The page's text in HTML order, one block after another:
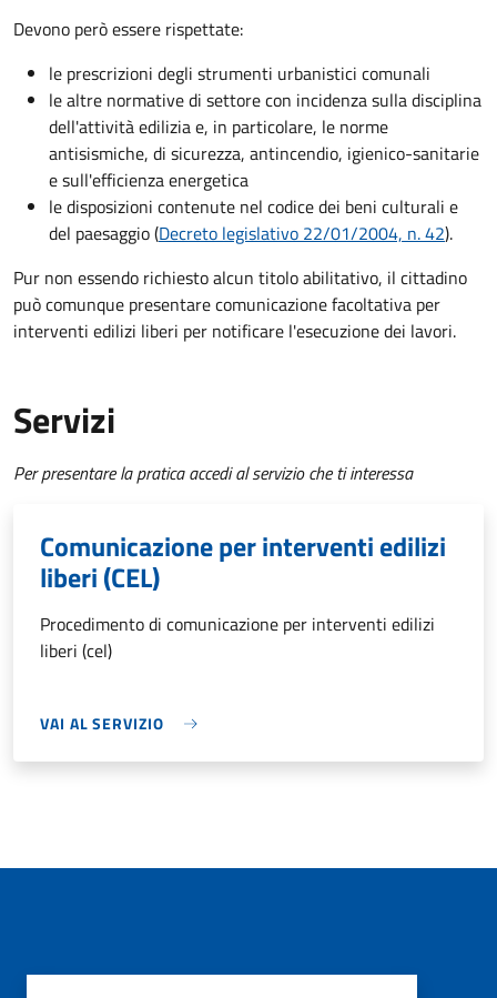
Devono però essere rispettate:
le prescrizioni degli strumenti urbanistici comunali
le altre normative di settore con incidenza sulla disciplina
dell'attività edilizia e, in particolare, le norme
antisismiche, di sicurezza, antincendio, igienico-sanitarie
e sull'efficienza energetica
le disposizioni contenute nel codice dei beni culturali e
del paesaggio (Decreto legislativo 22/01/2004, n. 42).
Pur non essendo richiesto alcun titolo abilitativo, il cittadino
può comunque presentare comunicazione facoltativa per
interventi edilizi liberi per notificare l'esecuzione dei lavori.
Servizi
Per presentare la pratica accedi al servizio che ti interessa
Comunicazione per interventi edilizi
liberi (CEL)
Procedimento di comunicazione per interventi edilizi
liberi (cel)
VAI AL SERVIZIO